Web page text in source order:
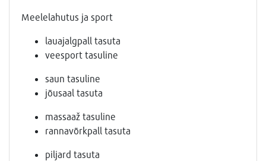
Meelelahutus ja sport
lauajalgpall tasuta
veesport tasuline
saun tasuline
jõusaal tasuta
massaaž tasuline
rannavõrkpall tasuta
piljard tasuta